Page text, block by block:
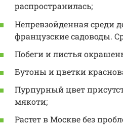
распространилась;
Непревзойденная среди
французские садоводы.
Побеги и листья
Бутоны и цветки
Пурпурный цвет
мякоти;
Растет в Москве без